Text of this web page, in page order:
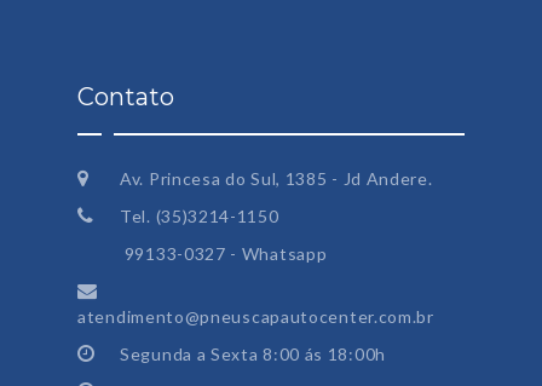
Contato
Av. Princesa do Sul, 1385 - Jd Andere.
Tel. (35)3214-1150
99133-0327 - Whatsapp
atendimento@pneuscapautocenter.com.br
Segunda a Sexta 8:00 ás 18:00h